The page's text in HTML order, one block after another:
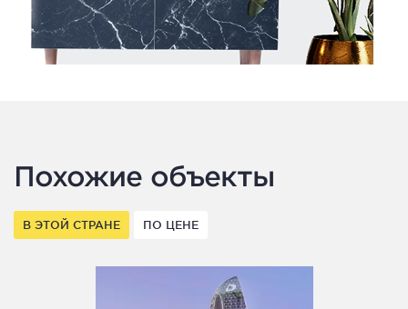
Похожие объекты
В ЭТОЙ СТРАНЕ ПО ЦЕНЕ